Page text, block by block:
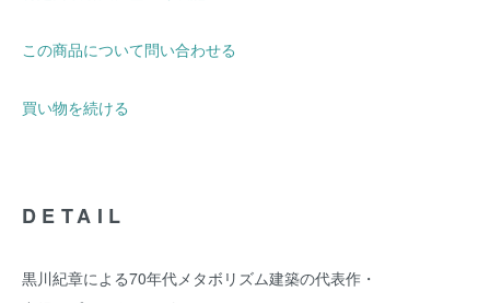
この商品について問い合わせる
買い物を続ける
DETAIL
黒川紀章による70年代メタボリズム建築の代表作・